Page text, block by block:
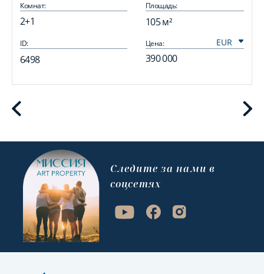
Комнат:
2+1
Площадь:
105 м²
ID:
6498
Цена:
390 000
Cледите за нами в
соцсетях